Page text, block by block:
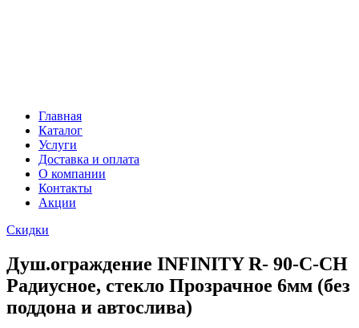
Главная
Каталог
Услуги
Доставка и оплата
О компании
Контакты
Акции
Скидки
Душ.ограждение INFINITY R- 90-C-CH
Радиусное, стекло Прозрачное 6мм (без
поддона и автослива)